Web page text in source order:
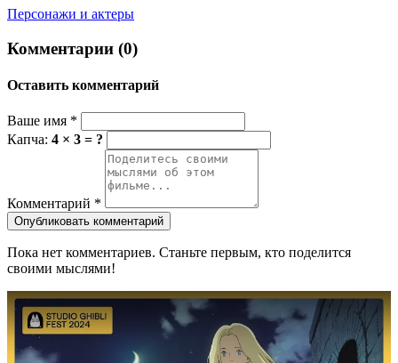
Персонажи и актеры
Комментарии (0)
Оставить комментарий
Ваше имя *
Капча: 4 × 3 = ?
Комментарий *
Опубликовать комментарий
Пока нет комментариев. Станьте первым, кто поделится
своими мыслями!